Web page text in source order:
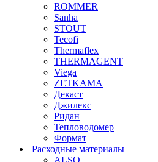
ROMMER
Sanha
STOUT
Tecofi
Thermaflex
THERMAGENT
Viega
ZETKAMA
Декаст
Джилекс
Ридан
Тепловодомер
Формат
Расходные материалы
ALSO